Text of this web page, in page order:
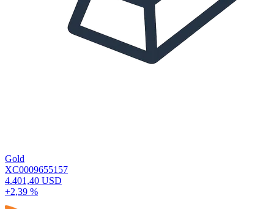
Gold
XC0009655157
4.401,40 USD
+2,39 %